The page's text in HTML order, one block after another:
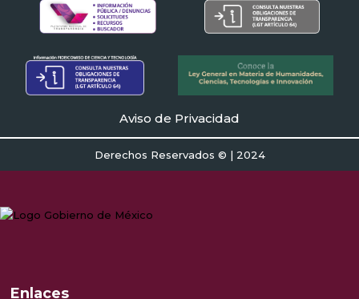
Aviso de Privacidad
Derechos Reservados © | 2024
Enlaces